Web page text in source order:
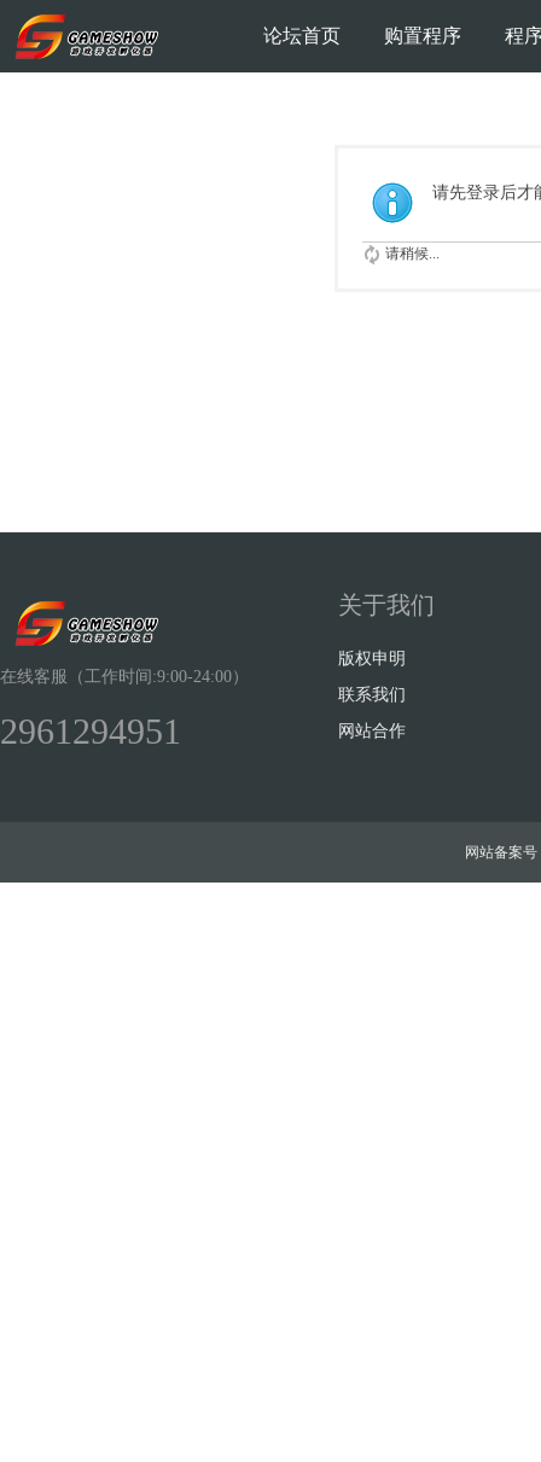
论坛首页 购置程序 程
请先登录后才
请稍候...
在线客服（工作时间:9:00-24:00）
2961294951
关于我们
版权申明
联系我们
网站合作
网站备案号